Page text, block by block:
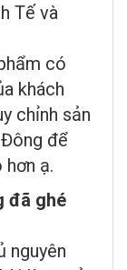
Tế và
có
khách
chỉnh sản
để
ạ.
đã ghé
nguyên